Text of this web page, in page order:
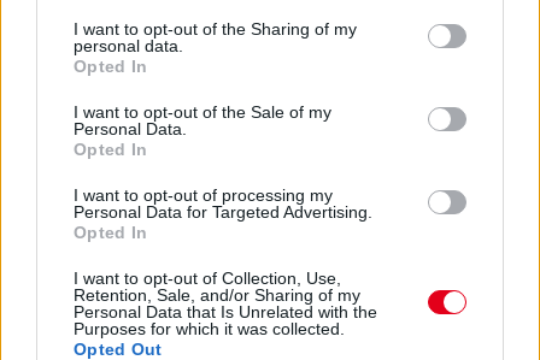
not limited to your visit or usage behaviour. You may click to
grant or deny consent to Google and its third-party tags to
use your data for below specified purposes in below Google
consent section.
I want to opt-out of the Sharing of my
personal data.
Opted In
I want to opt-out of the Sale of my
Personal Data.
Opted In
I want to opt-out of processing my
Personal Data for Targeted Advertising.
Opted In
I want to opt-out of Collection, Use,
Retention, Sale, and/or Sharing of my
Personal Data that Is Unrelated with the
Purposes for which it was collected.
Opted Out
2 napja
F1-es nyári szünetben